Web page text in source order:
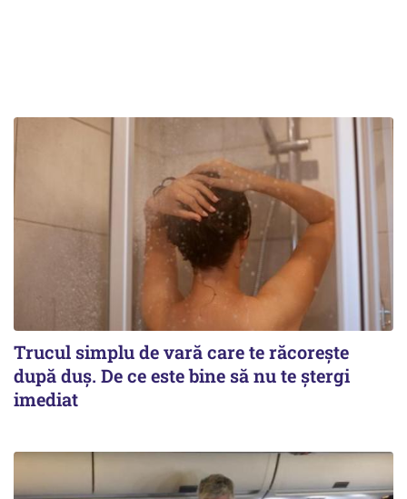
Trucul simplu de vară care te răcorește
după duș. De ce este bine să nu te ștergi
imediat